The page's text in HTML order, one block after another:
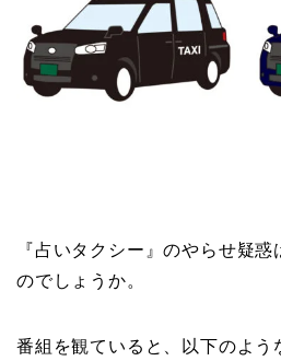
『占いタクシー』のやらせ疑
のでしょうか。
番組を観ていると、以下のよう